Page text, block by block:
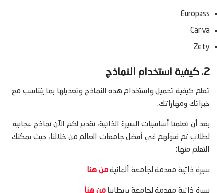
Europass
Canva
Zety
2. كيفية استخدام النماذج
تعلم كيفية تحميل واستخدام هذه النماذج وتعديلها بما يتناسب مع
خبراتك ومهاراتك.
بعد أن تعلمنا أساسيات السيرة الذاتية، نقدم لكم الآن نماذج مجانية
لطلاب تم قبولهم في أفضل جامعات العالم من خلالنا، حيث يمكنك
التعلم منها:
سيرة ذاتية مقدمة لجامعة ألمانية من هنا
سيرة ذاتية مقدمة لجامعة بريطانيا من هنا